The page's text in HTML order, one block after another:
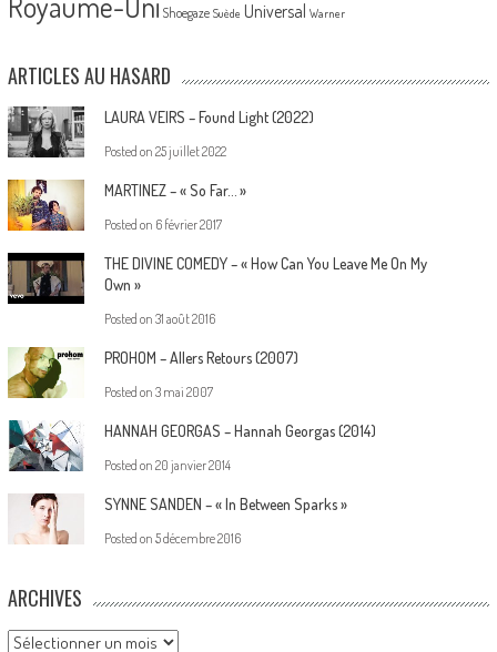
Shoegaze Suède Universal Warner
ARTICLES AU HASARD
LAURA VEIRS – Found Light (2022)
Posted on 25 juillet 2022
MARTINEZ – « So Far… »
Posted on 6 février 2017
THE DIVINE COMEDY – « How Can You Leave Me On My
Own »
Posted on 31 août 2016
PROHOM – Allers Retours (2007)
Posted on 3 mai 2007
HANNAH GEORGAS – Hannah Georgas (2014)
Posted on 20 janvier 2014
SYNNE SANDEN – « In Between Sparks »
Posted on 5 décembre 2016
ARCHIVES
Archives